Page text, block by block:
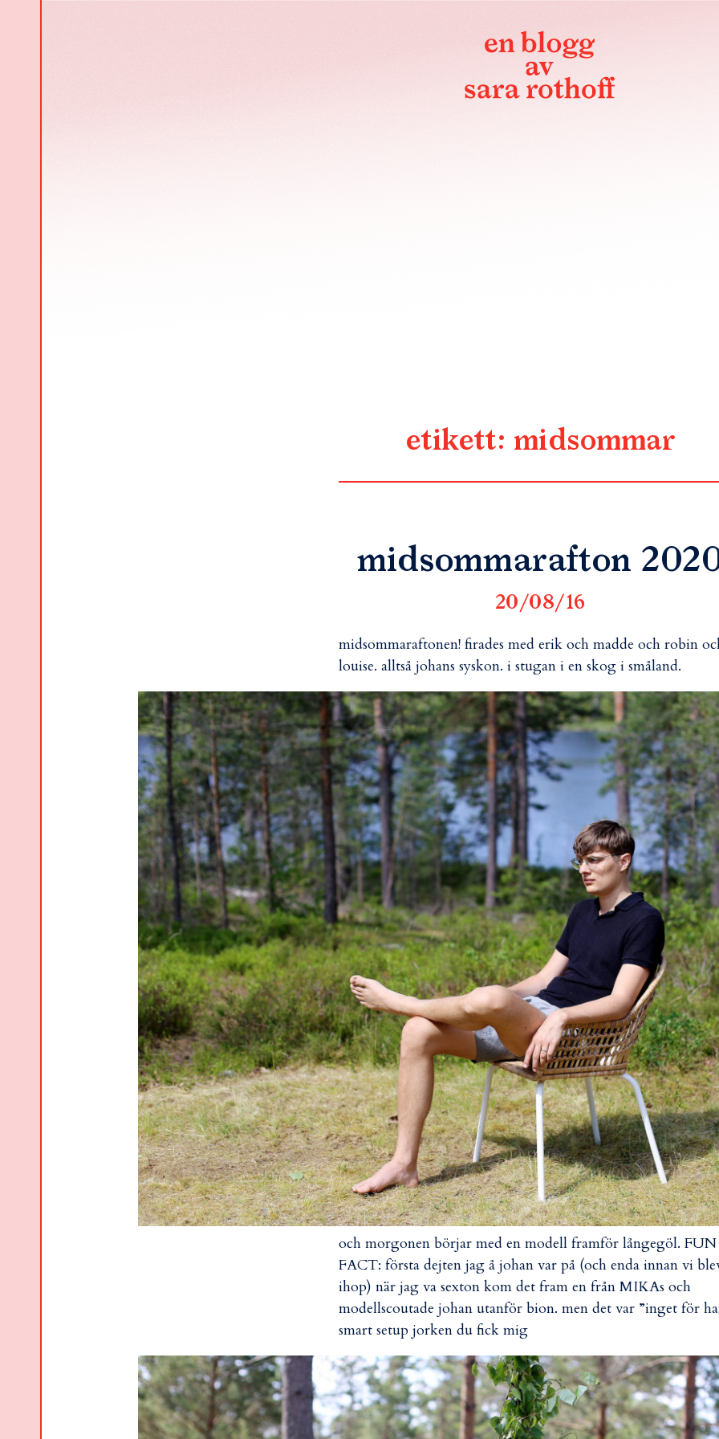
etikett: midsommar
midsommarafton
20/08/16
midsommaraftonen! firades med erik och madde och robin
louise. alltså johans syskon. i stugan i en skog i småland.
och morgonen börjar med en modell framför långegöl. FUN
FACT: första dejten jag å johan var på (och enda innan vi
ihop) när jag va sexton kom det fram en från MIKAs och
modellscoutade johan utanför bion. men det var ”inget för
smart setup jorken du fick mig